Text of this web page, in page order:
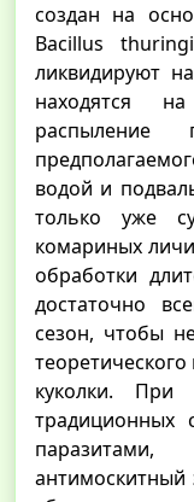
создан на
Bacillus
ликвидируют
находятся
водой и
только уже
комариных
обработки
достаточно
сезон, чтобы
куколки. При
традиционных
паразитами,